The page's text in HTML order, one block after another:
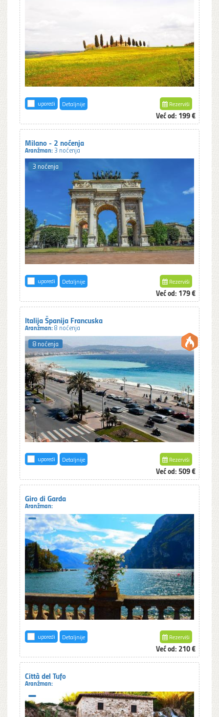
uporedi Detaljnije Rezerviši
Već od: 199 €
Milano - 2 noćenja
Aranžman:3 noćenja
3 noćenja
uporedi Detaljnije Rezerviši
Već od: 179 €
Italija Španija Francuska
Aranžman:8 noćenja
8 noćenja
uporedi Detaljnije Rezerviši
Već od: 509 €
Giro di Garda
Aranžman:
uporedi Detaljnije Rezerviši
Već od: 210 €
Città del Tufo
Aranžman: